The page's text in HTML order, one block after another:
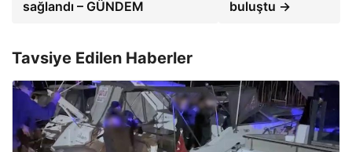
sağlandı – GÜNDEM buluştu →
Tavsiye Edilen Haberler